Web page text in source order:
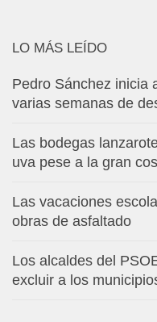
LO MÁS LEÍDO
Pedro Sánchez inicia
varias semanas de
Las bodegas
uva pese a la gran
Las vacaciones
obras de asfaltado
Los alcaldes del
excluir a los